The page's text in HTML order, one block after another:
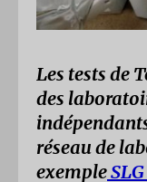
Les tests de
des
réseau de
exemple